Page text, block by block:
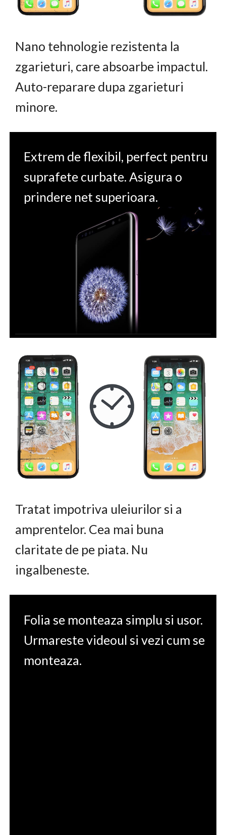
Nano tehnologie rezistenta la
zgarieturi, care absoarbe impactul.
Auto-reparare dupa zgarieturi
minore.
Extrem de flexibil, perfect pentru
suprafete curbate. Asigura o
prindere net superioara.
Tratat impotriva uleiurilor si a
amprentelor. Cea mai buna
claritate de pe piata. Nu
ingalbeneste.
Folia se monteaza simplu si usor.
Urmareste videoul si vezi cum se
monteaza.